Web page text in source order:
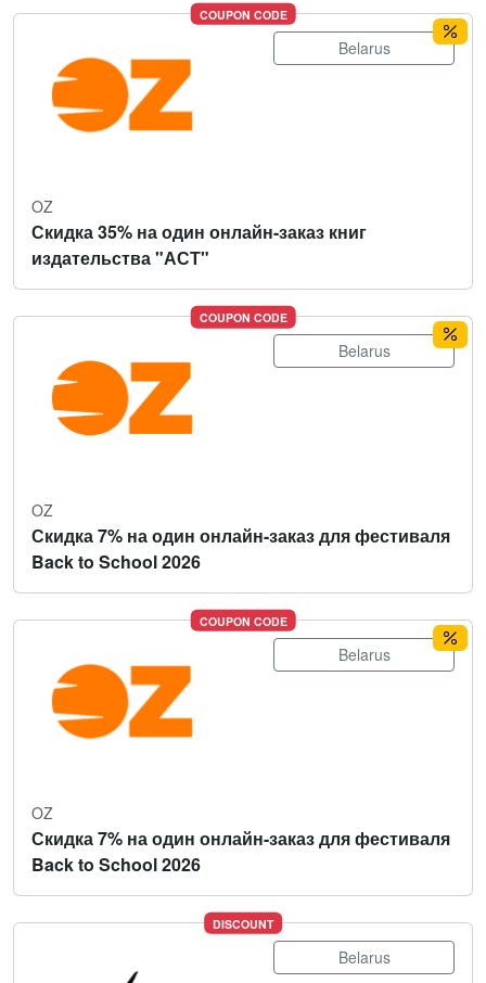
COUPON CODE
Belarus
OZ
Скидка 35% на один онлайн-заказ книг
издательства "АСТ"
COUPON CODE
Belarus
OZ
Скидка 7% на один онлайн-заказ для фестиваля
Back to School 2026
COUPON CODE
Belarus
OZ
Скидка 7% на один онлайн-заказ для фестиваля
Back to School 2026
DISCOUNT
Belarus